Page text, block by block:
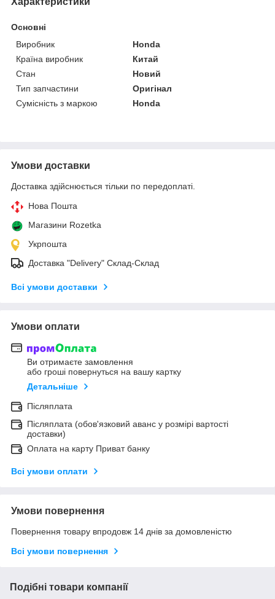
Основні
Виробник
Honda
Країна виробник
Китай
Стан
Новий
Тип запчастини
Оригінал
Сумісність з маркою
Honda
Умови доставки
Доставка здійснюється тільки по передоплаті.
Нова Пошта
Магазини Rozetka
Укрпошта
Доставка "Delivery" Склад-Склад
Всі умови доставки
Умови оплати
Ви отримаєте замовлення
або гроші повернуться на вашу картку
Детальніше
Післяплата
Післяплата (обов'язковий аванс у розмірі вартості
доставки)
Оплата на карту Приват банку
Всі умови оплати
Умови повернення
Повернення товару впродовж 14 днів за домовленістю
Всі умови повернення
Подібні товари компанії